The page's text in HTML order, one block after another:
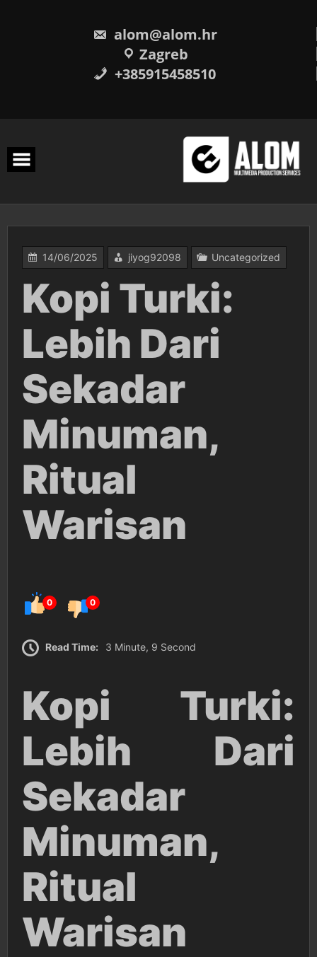
alom@alom.hr
Zagreb
+385915458510
14/06/2025 jiyog92098 Uncategorized
Kopi Turki:
Lebih Dari
Sekadar
Minuman,
Ritual
Warisan
0 0
Read Time: 3 Minute, 9 Second
Kopi Turki:
Lebih Dari
Sekadar
Minuman,
Ritual
Warisan